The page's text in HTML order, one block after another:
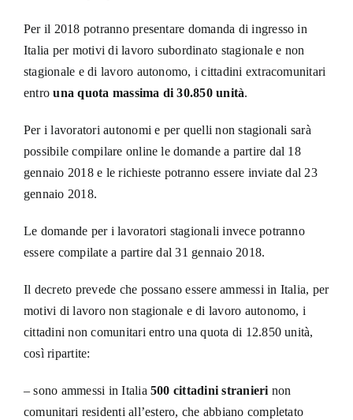
Per il 2018 potranno presentare domanda di ingresso in
Italia per motivi di lavoro subordinato stagionale e non
stagionale e di lavoro autonomo, i cittadini extracomunitari
entrouna quota massima di 30.850 unità.
Per i lavoratori autonomi e per quelli non stagionali sarà
possibile compilare online le domande a partire dal 18
gennaio 2018 e le richieste potranno essere inviate dal 23
gennaio 2018.
Le domande per i lavoratori stagionali invece potranno
essere compilate a partire dal 31 gennaio 2018.
Il decreto prevede che possano essere ammessi in Italia, per
motivi di lavoro non stagionale e di lavoro autonomo, i
cittadini non comunitari entro una quota di 12.850 unità,
così ripartite:
– sono ammessi in Italia 500 cittadini stranieri non
comunitari residenti all’estero, che abbiano completato